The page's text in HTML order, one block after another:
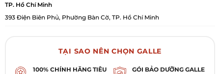
TP. Hồ Chí Minh
393 Điện Biên Phủ, Phường Bàn Cờ, TP. Hồ Chí Minh
TẠI SAO NÊN CHỌN GALLE
100% CHÍNH HÃNG TIÊU
GÓI BẢO DƯỠNG GALLE